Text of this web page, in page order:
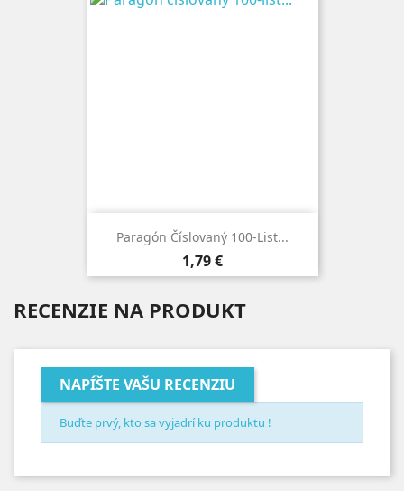
Paragón Číslovaný 100-List...
Cena
1,79 €
RECENZIE NA PRODUKT
NAPÍŠTE VAŠU RECENZIU
Buďte prvý, kto sa vyjadrí ku produktu !